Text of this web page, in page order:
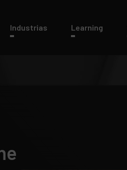
Industrias Learning